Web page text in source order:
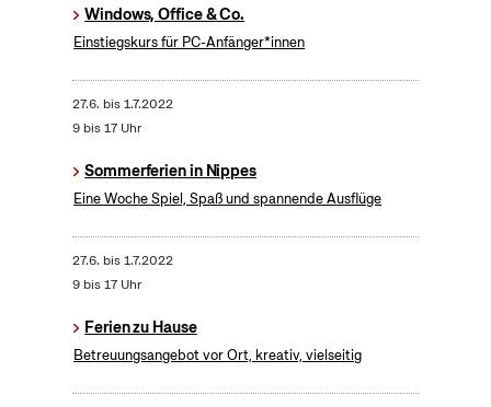
Windows, Office & Co.
Einstiegskurs für PC-Anfänger*innen
27.6. bis1.7.2022
9 bis 17 Uhr
Sommerferien in Nippes
Eine Woche Spiel, Spaß und spannende Ausflüge
27.6. bis1.7.2022
9 bis 17 Uhr
Ferien zu Hause
Betreuungsangebot vor Ort, kreativ, vielseitig